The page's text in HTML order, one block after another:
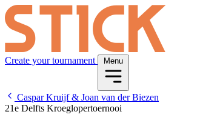
Create your tournament Menu
Caspar Kruijf & Joan van der Biezen
21e Delfts Kroeglopertoernooi